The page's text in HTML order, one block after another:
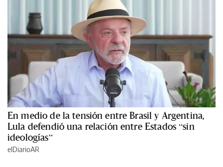
En medio de la tensión entre Brasil y Argentina,
Lula defendió una relación entre Estados “sin
ideologías”
elDiarioAR